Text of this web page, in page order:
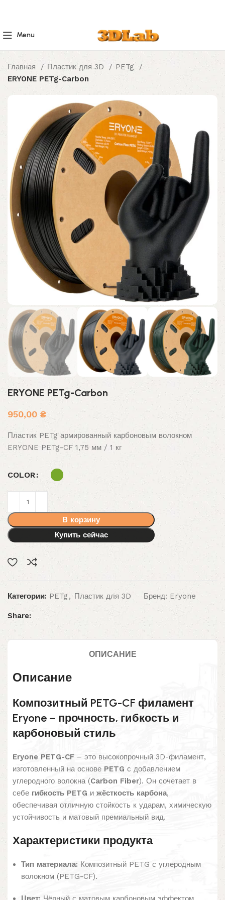
Menu
Главная Пластик для 3D
PETg
ERYONE PETg-Carbon
ERYONE PETg-Carbon
950,00 ₴
Пластик PETg армированный карбоновым волокном
ERYONE PETg-CF 1,75 мм / 1 кг
COLOR
В корзину
Купить сейчас
Категории: PETg , Пластик для 3D Бренд: Eryone
Share:
ОПИСАНИЕ
Описание
Композитный PETG-CF филамент
Eryone – прочность, гибкость и
карбоновый стиль
Eryone PETG-CF – это высокопрочный 3D-филамент,
изготовленный на основе PETG с добавлением
углеродного волокна (Carbon Fiber). Он сочетает в
себе гибкость PETG и жёсткость карбона,
обеспечивая отличную стойкость к ударам, химическую
устойчивость и матовый премиальный вид.
Характеристики продукта
Тип материала: Композитный PETG с углеродным
волокном (PETG-CF).